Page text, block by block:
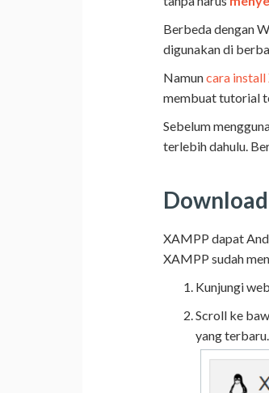
Berbeda dengan
digunakan di
Namuncara
membuat tutorial
Sebelum
terlebih dahulu.
XAMPP dapat
XAMPP sudah
Kunjungi
Scroll ke
yang terbaru.